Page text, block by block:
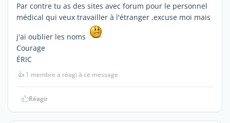
Par contre tu as des sites avec forum pour le personnel
médical qui veux travailler à l'étranger ,excuse moi mais
j'ai oublier les noms
Courage
ÉRIC
👍 1 membre a réagi à ce message
Réagir